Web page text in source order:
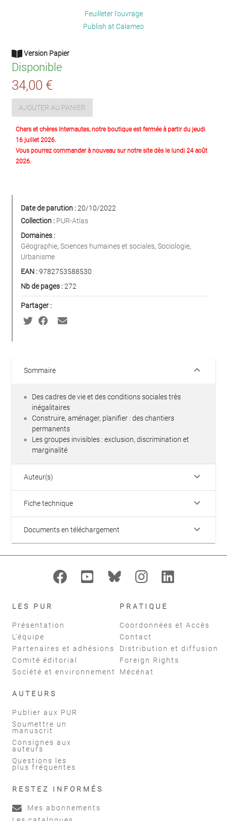
Feuilleter l'ouvrage
Publish at Calameo
Version Papier
Disponible
34,00 €
AJOUTER AU PANIER
Chers et chères Internautes, notre boutique est fermée à partir du jeudi
16 juillet 2026.
Vous pourrez commander à nouveau sur notre site dès le lundi 24 août
2026.
Date de parution :20/10/2022
Collection : PUR-Atlas
Domaines :
Géographie, Sciences humaines et sociales, Sociologie,
Urbanisme
EAN :9782753588530
Nb de pages :272
Partager :
Sommaire keyboard_arrow_down
Des cadres de vie et des conditions sociales très
inégalitaires
Construire, aménager, planifier : des chantiers
permanents
Les groupes invisibles : exclusion, discrimination et
marginalité
Auteur(s) keyboard_arrow_down
Fiche technique keyboard_arrow_down
Documents en téléchargement keyboard_arrow_down
LES PUR
Présentation
L'équipe
Partenaires et adhésions
Comité éditorial
Société et environnement
PRATIQUE
Coordonnées et Accès
Contact
Distribution et diffusion
Foreign Rights
Mécénat
AUTEURS
Publier aux PUR
Soumettre un
manuscrit
Consignes aux
auteurs
Questions les
plus fréquentes
RESTEZ INFORMÉS
Mes abonnements